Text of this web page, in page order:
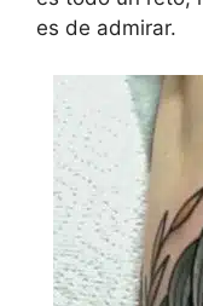
es de admirar.